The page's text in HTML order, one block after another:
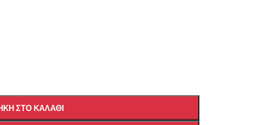
ΣΤΟ ΚΑΛΆΘΙ